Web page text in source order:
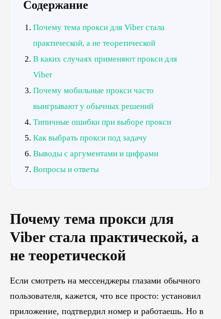
Содержание
Почему тема прокси для Viber стала
практической, а не теоретической
В каких случаях применяют прокси для
Viber
Почему мобильные прокси часто
выигрывают у обычных решений
Типичные ошибки при выборе прокси
Как выбрать прокси под задачу
Выводы с аргументами и цифрами
Вопросы и ответы
Почему тема прокси для
Viber стала практической, а
не теоретической
Если смотреть на мессенджеры глазами обычного
пользователя, кажется, что все просто: установил
приложение, подтвердил номер и работаешь. Но в